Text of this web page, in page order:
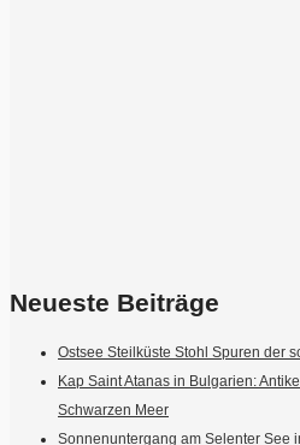
Neueste Beiträge
Ostsee Steilküste Stohl Spuren der
Kap Saint Atanas in Bulgarien:
Schwarzen Meer
Sonnenuntergang am Selenter See